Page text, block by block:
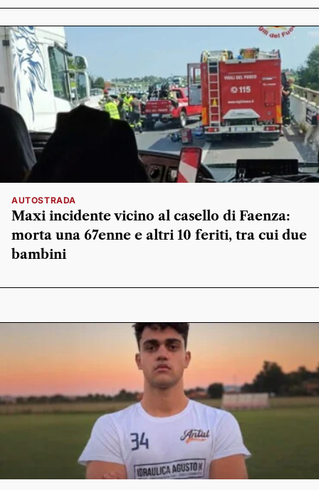
AUTOSTRADA
Maxi incidente vicino al casello di Faenza:
morta una 67enne e altri 10 feriti, tra cui due
bambini